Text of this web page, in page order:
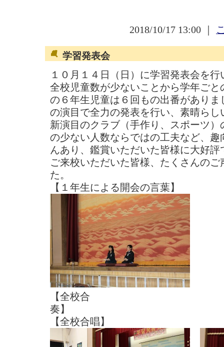
2018/10/17 13:00 ｜
学習発表会
１０月１４日（日）に学習発表会を行
全校児童数が少ないことから学年ご
の６年生児童は６回もの出番があり
の演目で全力の発表を行い、素晴ら
新演目のクラブ（手作り、スポーツ
の少ない人数ならではの工夫など、
んあり、鑑賞いただいた皆様に大好評
ご来校いただいた皆様、たくさんの
た。
【１年生による開会
【全校合
奏
【全校合唱】